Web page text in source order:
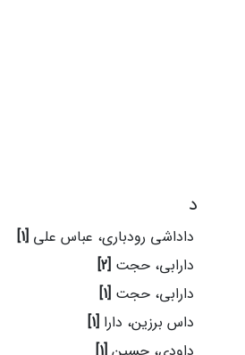
د
داداشی رودباری، عباس علی [1]
دارابی، حجت [2]
دارابی، حجت [1]
داس برزین، دارا [1]